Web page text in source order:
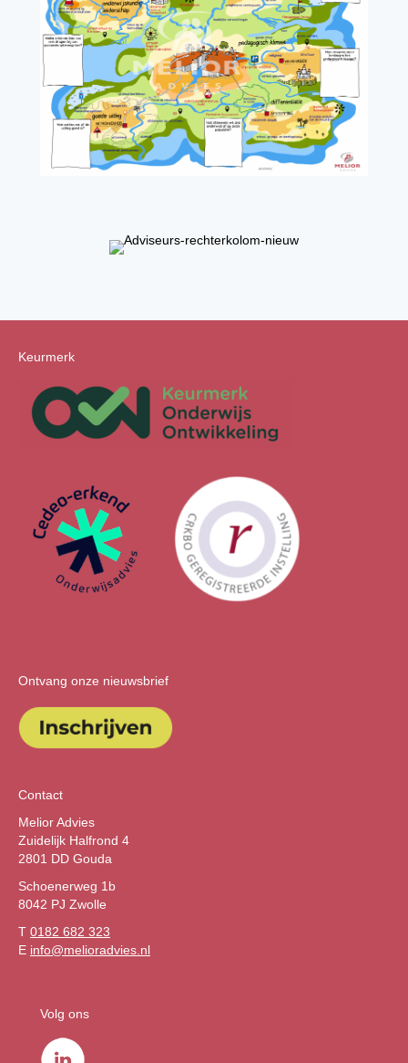
Keurmerk
Ontvang onze nieuwsbrief
Contact
Melior Advies
Zuidelijk Halfrond 4
2801 DD Gouda
Schoenerweg 1b
8042 PJ Zwolle
T 0182 682 323
E info@melioradvies.nl
Volg ons